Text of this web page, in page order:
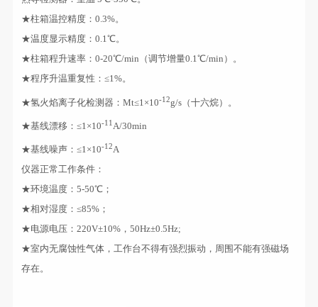
★柱箱温控精度：0.3%。
★温度显示精度：0.1℃。
★柱箱程升速率：0-20℃/min（调节增量0.1℃/min）。
★程序升温重复性：≤1%。
★氢火焰离子化检测器：Mt≤1×10-12g/s（十六烷）。
★基线漂移：≤1×10-11A/30min
★基线噪声：≤1×10-12A
仪器正常工作条件：
★环境温度：5-50℃；
★相对湿度：≤85%；
★电源电压：220V±10%，50Hz±0.5Hz;
★室内无腐蚀性气体，工作台不得有强烈振动，周围不能有强磁场
存在。